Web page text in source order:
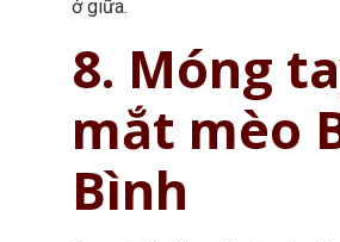
ở giữa.
8. Móng
mắt mèo
Bình